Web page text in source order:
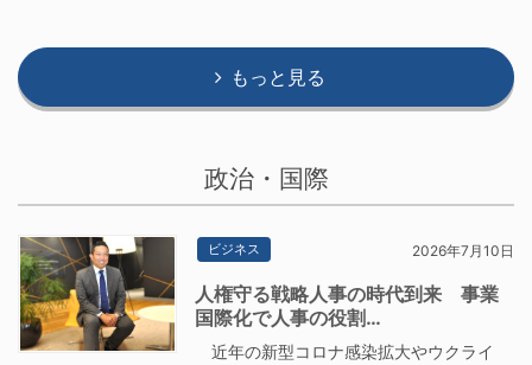
もっと見る
政治・国際
ビジネス 2026年7月10日
人権守る戦略人事の時代到来 事業
国際化で人事の役割…
近年の新型コロナ感染拡大やウクライ